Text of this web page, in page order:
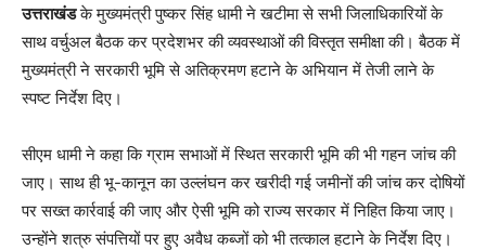
उत्तराखंडके मुख्यमंत्री पुष्कर सिंह धामी ने खटीमा से सभी जिलाधिकारियों के
साथ वर्चुअल बैठक कर प्रदेशभर की व्यवस्थाओं की विस्तृत समीक्षा की। बैठक में
मुख्यमंत्री ने सरकारी भूमि से अतिक्रमण हटाने के अभियान में तेजी लाने के
स्पष्ट निर्देश दिए।
सीएम धामी ने कहा कि ग्राम सभाओं में स्थित सरकारी भूमि की भी गहन जांच की
जाए। साथ ही भू-कानून का उल्लंघन कर खरीदी गई जमीनों की जांच कर दोषियों
पर सख्त कार्रवाई की जाए और ऐसी भूमि को राज्य सरकार में निहित किया जाए।
उन्होंने शत्रु संपत्तियों पर हुए अवैध कब्जों को भी तत्काल हटाने के निर्देश दिए।